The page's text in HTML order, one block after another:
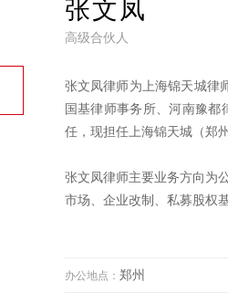
张文凤
高级合伙人
张文凤律师为上海锦天城律
国基律师事务所、河南豫
任，现担任上海锦天城（郑
张文凤律师主要业务方向为
市场、企业改制、私募股权
办公地点： 郑州